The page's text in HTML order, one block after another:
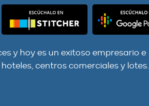
y hoy es un exitoso empresario e
centros comerciales y lotes.